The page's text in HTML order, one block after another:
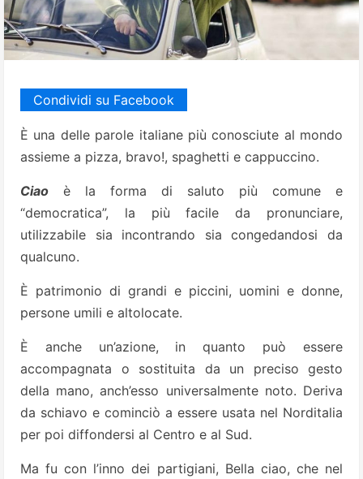
Condividi su Facebook
È una delle parole italiane più conosciute al mondo
assieme a pizza, bravo!, spaghetti e cappuccino.
Ciao è la forma di saluto più comune e
“democratica”, la più facile da pronunciare,
utilizzabile sia incontrando sia congedandosi da
qualcuno.
È patrimonio di grandi e piccini, uomini e donne,
persone umili e altolocate.
È anche un’azione, in quanto può essere
accompagnata o sostituita da un preciso gesto
della mano, anch’esso universalmente noto. Deriva
da schiavo e cominciò a essere usata nel Norditalia
per poi diffondersi al Centro e al Sud.
Ma fu con l’inno dei partigiani, Bella ciao, che nel